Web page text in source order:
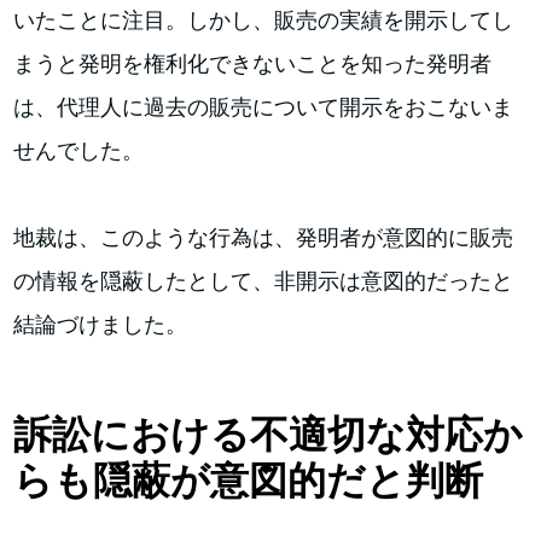
いたことに注目。しかし、販売の実績を開示してし
まうと発明を権利化できないことを知った発明者
は、代理人に過去の販売について開示をおこないま
せんでした。
地裁は、このような行為は、発明者が意図的に販売
の情報を隠蔽したとして、非開示は意図的だったと
結論づけました。
訴訟における不適切な対応か
らも隠蔽が意図的だと判断